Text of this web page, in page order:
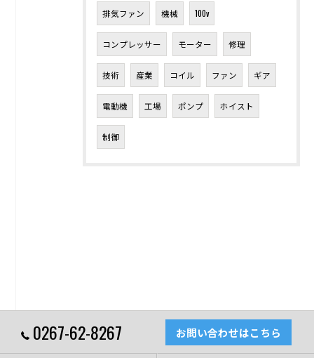
排気ファン 機械 100v
コンプレッサー モーター 修理
技術 産業 コイル ファン ギア
電動機 工場 ポンプ ホイスト
制御
0267-62-8267 お問い合わせはこちら